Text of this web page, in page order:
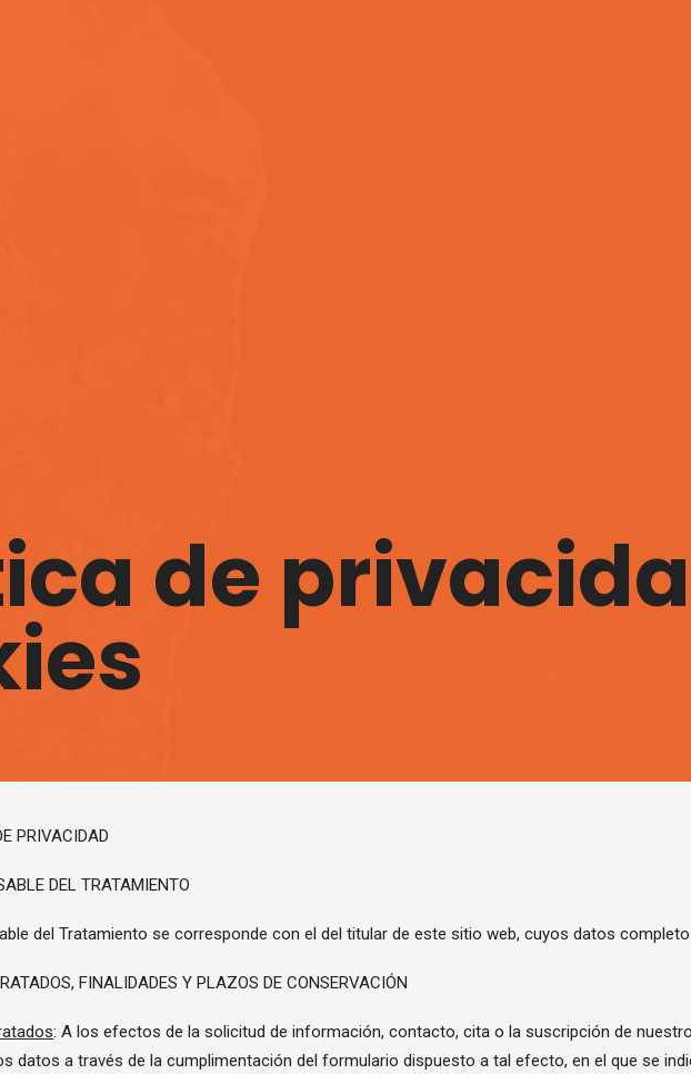
de
PRIVACIDAD
DEL TRATAMIENTO
del Tratamiento se corresponde con el del titular de este sitio web, cuyos datos
FINALIDADES Y PLAZOS DE CONSERVACIÓN
: A los efectos de la solicitud de información, contacto, cita o la suscripción de
datos a través de la cumplimentación del formulario dispuesto a tal efecto, en el que se